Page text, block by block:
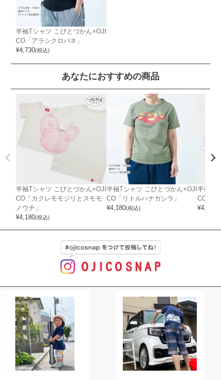
半袖Tシャツ こびとづかん×OJI
CO「アラシクロバネ」
¥4,730(税込)
あなたにおすすめの商品
半袖Tシャツ こびとづかん×OJI
CO「カクレモモジリとスモモ
ノウチ」
¥4,180(税込)
半袖Tシャツ こびとづかん×OJI
CO「リトルハナガシラ」
¥4,180(税込)
半袖T
CO「
¥4,180